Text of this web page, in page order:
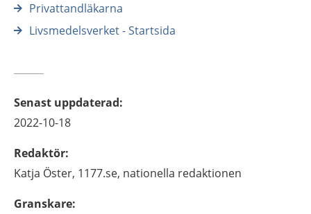
Privattandläkarna
Livsmedelsverket - Startsida
Senast uppdaterad:
2022-10-18
Redaktör:
Katja Öster, 1177.se, nationella redaktionen
Granskare: